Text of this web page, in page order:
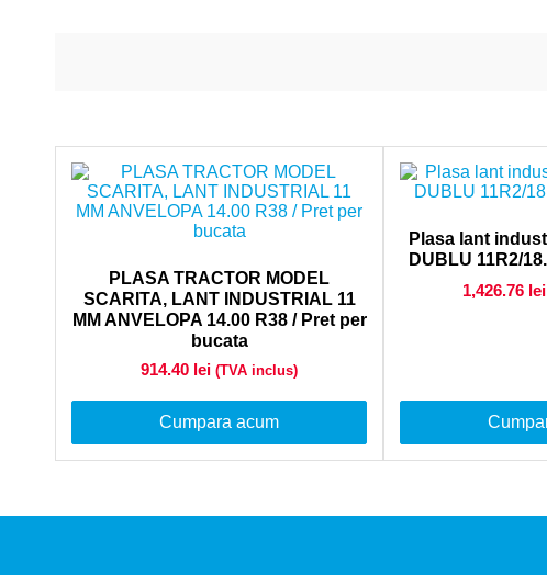
PLASA TRACTOR MODEL
SCARITA, LANT INDUSTRIAL 11
MM ANVELOPA 14.00 R38 / Pret per
bucata
914.40 lei (TVA inclus)
Cumpara acum
Plasa lant
DUBLU 11R2/
1,426.76 lei